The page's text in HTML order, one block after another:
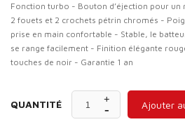
Fonction turbo - Bouton d’éjection pour
2 fouets et 2 crochets pétrin chromés -
prise en main confortable - Stable, le
se range facilement - Finition élégante
touches de noir - Garantie 1 an
QUANTITÉ Ajouter